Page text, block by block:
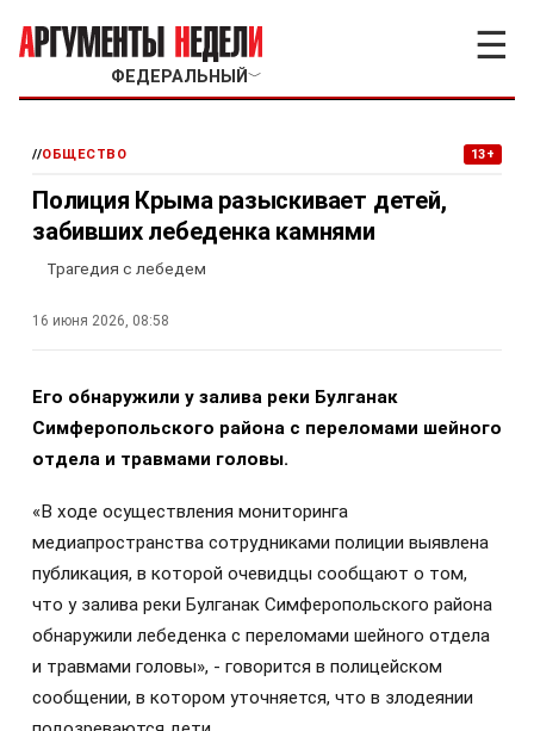
ФЕДЕРАЛЬНЫЙ ﹀
☰
//ОБЩЕСТВО 13+
Полиция Крыма разыскивает детей,
забивших лебеденка камнями
Трагедия с лебедем
16 июня 2026, 08:58
Его обнаружили у залива реки Булганак
Симферопольского района с переломами шейного
отдела и травмами головы.
«В ходе осуществления мониторинга
медиапространства сотрудниками полиции выявлена
публикация, в которой очевидцы сообщают о том,
что у залива реки Булганак Симферопольского района
обнаружили лебеденка с переломами шейного отдела
и травмами головы», - говорится в полицейском
сообщении, в котором уточняется, что в злодеянии